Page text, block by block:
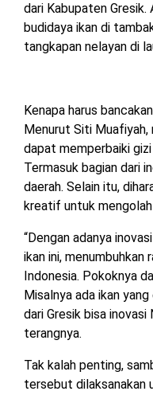
dari Kabupaten Gresik.
budidaya ikan di
tangkapan nelayan di
Kenapa harus
Menurut Siti Muafiyah,
dapat memperbaiki
Termasuk bagian dari
daerah. Selain itu,
kreatif untuk mengolah
“Dengan adanya
ikan ini, menumbuhkan
Indonesia. Pokoknya
Misalnya ada ikan
dari Gresik bisa inovasi
terangnya.
Tak kalah penting,
tersebut dilaksanakan